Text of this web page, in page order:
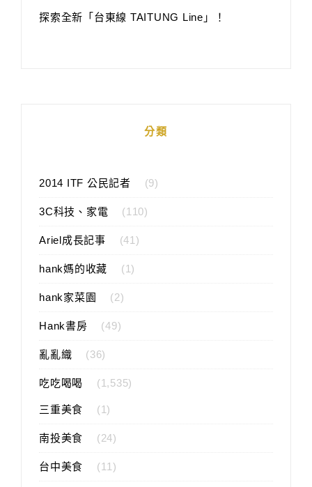
探索全新「台東線 TAITUNG Line」！
分類
2014 ITF 公民記者 (9)
3C科技、家電 (110)
Ariel成長記事 (41)
hank媽的收藏 (1)
hank家菜園 (2)
Hank書房 (49)
亂亂織 (36)
吃吃喝喝 (1,535)
三重美食 (1)
南投美食 (24)
台中美食 (11)